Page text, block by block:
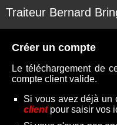
Traiteur Bernard
Créer un compte
Le téléchargement de
compte client valide.
Si vous avez déjà un
clientpour saisir vos